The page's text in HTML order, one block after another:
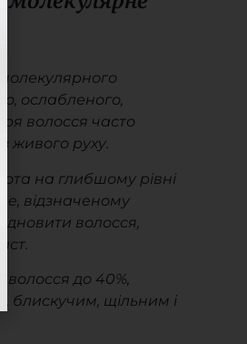
ослабленого,
волосся часто
живого руху.
на глибшому рівні
відзначеному
волосся,
волосся до 40%,
блискучим, щільним і